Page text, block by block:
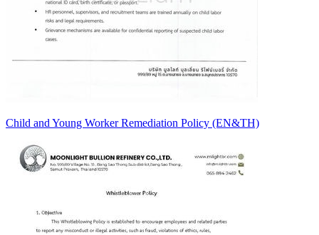
Child and Young Worker Remediation Policy (EN&TH)